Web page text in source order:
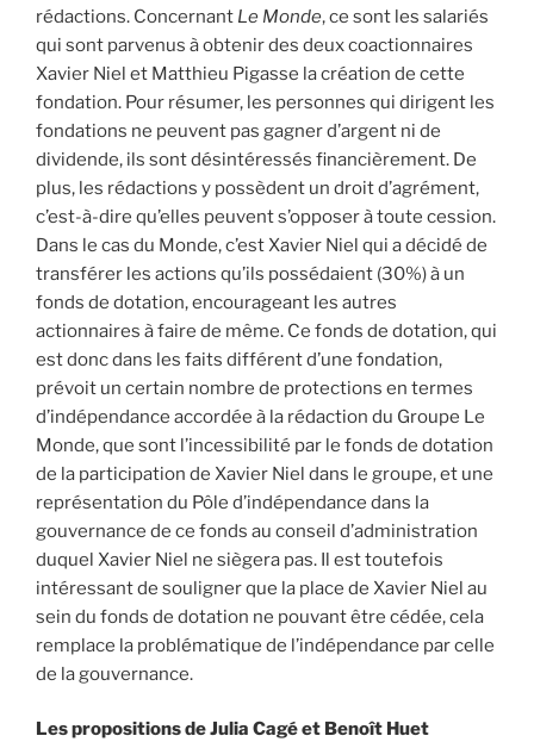
rédactions. Concernant Le Monde, ce sont les salariés
qui sont parvenus à obtenir des deux coactionnaires
Xavier Niel et Matthieu Pigasse la création de cette
fondation. Pour résumer, les personnes qui dirigent les
fondations ne peuvent pas gagner d’argent ni de
dividende, ils sont désintéressés financièrement. De
plus, les rédactions y possèdent un droit d’agrément,
c’est-à-dire qu’elles peuvent s’opposer à toute cession.
Dans le cas du Monde, c’est Xavier Niel qui a décidé de
transférer les actions qu’ils possédaient (30%) à un
fonds de dotation, encourageant les autres
actionnaires à faire de même. Ce fonds de dotation, qui
est donc dans les faits différent d’une fondation,
prévoit un certain nombre de protections en termes
d’indépendance accordée à la rédaction du Groupe Le
Monde, que sont l’incessibilité par le fonds de dotation
de la participation de Xavier Niel dans le groupe, et une
représentation du Pôle d’indépendance dans la
gouvernance de ce fonds au conseil d’administration
duquel Xavier Niel ne siègera pas. Il est toutefois
intéressant de souligner que la place de Xavier Niel au
sein du fonds de dotation ne pouvant être cédée, cela
remplace la problématique de l’indépendance par celle
de la gouvernance.
Les propositions de Julia Cagé et Benoît Huet